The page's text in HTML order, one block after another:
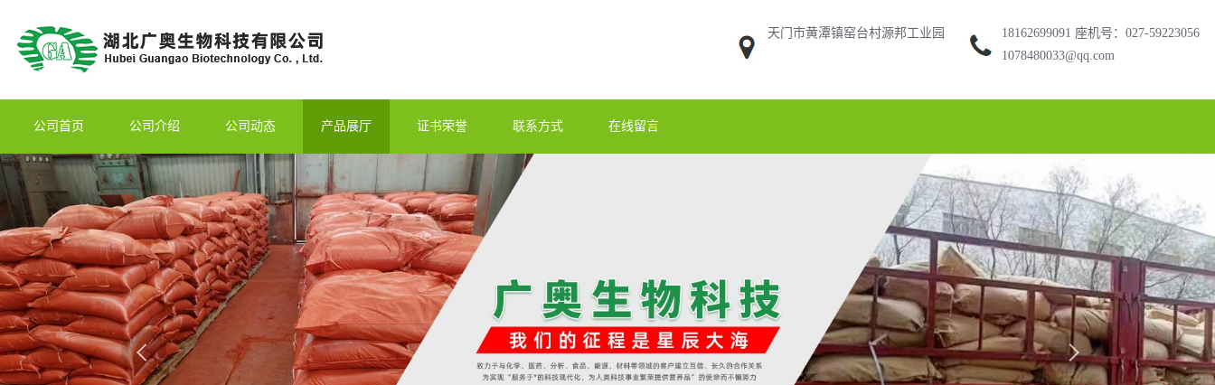
天门市黄潭镇窑台村源邦工业园
18162699091 座机号：027-59223056
1078480033@qq.com
公司首页 公司介绍 公司动态 产品展厅 证书荣誉 联系方式 在线留言